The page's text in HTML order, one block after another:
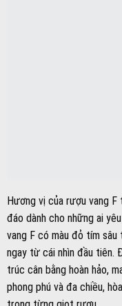
hương tuyết tùng, cà phê
và đặc biệt là sự béo
được tạo ra trong quá
chất lượng cao. Tất cả
một bản giao hưởng
vang trở nên đặc biệt và